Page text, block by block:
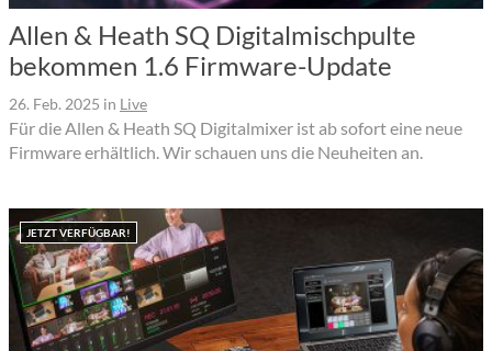
Allen & Heath SQ Digitalmischpulte
bekommen 1.6 Firmware-Update
26. Feb. 2025 in Live
Für die Allen & Heath SQ Digitalmixer ist ab sofort eine neue
Firmware erhältlich. Wir schauen uns die Neuheiten an.
JETZT VERFÜGBAR!